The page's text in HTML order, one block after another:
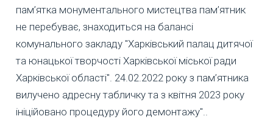
пам’ятка монументального мистецтва пам’ятник
не перебуває, знаходиться на балансі
комунального закладу "Харківський палац дитячої
та юнацької творчості Харківської міської ради
Харківської області". 24.02.2022 року з пам’ятника
вилучено адресну табличку та з квітня 2023 року
ініційовано процедуру його демонтажу"..